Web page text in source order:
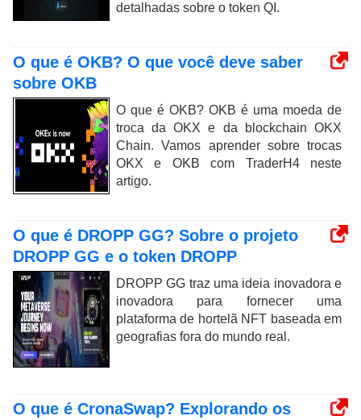
detalhadas sobre o token QI.
O que é OKB? O que você deve saber
sobre OKB
O que é OKB? OKB é uma moeda de
troca da OKX e da blockchain OKX
Chain. Vamos aprender sobre trocas
OKX e OKB com TraderH4 neste
artigo.
O que é DROPP GG? Sobre o projeto
DROPP GG e o token DROPP
DROPP GG traz uma ideia inovadora e
inovadora para fornecer uma
plataforma de hortelã NFT baseada em
geografias fora do mundo real.
O que é CronaSwap? Explorando os